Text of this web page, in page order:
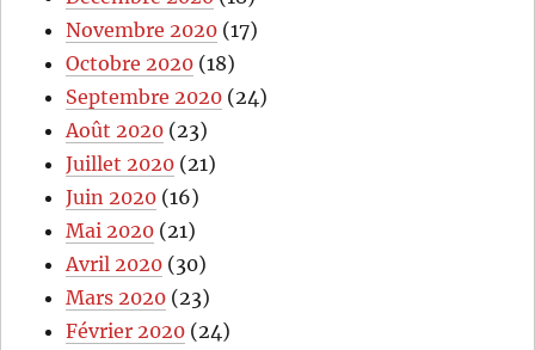
Novembre 2020 (17)
Octobre 2020 (18)
Septembre 2020 (24)
Août 2020 (23)
Juillet 2020 (21)
Juin 2020 (16)
Mai 2020 (21)
Avril 2020 (30)
Mars 2020 (23)
Février 2020 (24)